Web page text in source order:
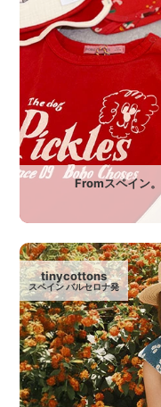
Fromスペイン
tinycottons
スペイン バルセロナ発